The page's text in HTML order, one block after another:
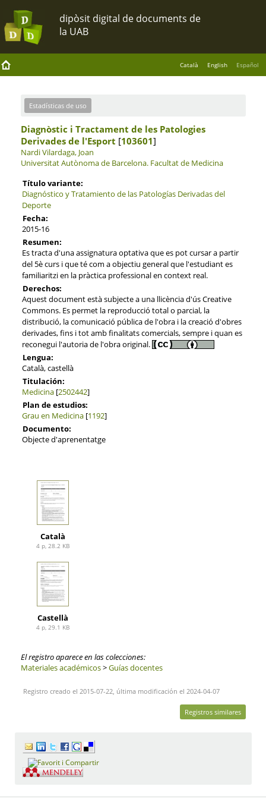
Català English Español
Estadísticas de uso
Diagnòstic i Tractament de les Patologies
Derivades de l'Esport [103601]
Nardi Vilardaga, Joan
Universitat Autònoma de Barcelona. Facultat de Medicina
Título variante:
Diagnóstico y Tratamiento de las Patologías Derivadas del
Deporte
Fecha:
2015-16
Resumen:
Es tracta d'una assignatura optativa que es pot cursar a partir
del 5è curs i que té com a objectiu general que l'estudiant es
familiaritzi en la pràctica professional en context real.
Derechos:
Aquest document està subjecte a una llicència d'ús Creative
Commons. Es permet la reproducció total o parcial, la
distribució, la comunicació pública de l'obra i la creació d'obres
derivades, fins i tot amb finalitats comercials, sempre i quan es
reconegui l'autoria de l'obra original.
Lengua:
Català, castellà
Titulación:
Medicina[2502442]
Plan de estudios:
Grau en Medicina[1192]
Documento:
Objecte d'aprenentatge
Català
4 p, 28.2 KB
Castellà
4 p, 29.1 KB
El registro aparece en las colecciones:
Materiales académicos>Guías docentes
Registro creado el 2015-07-22, última modificación el 2024-04-07
Registros similares